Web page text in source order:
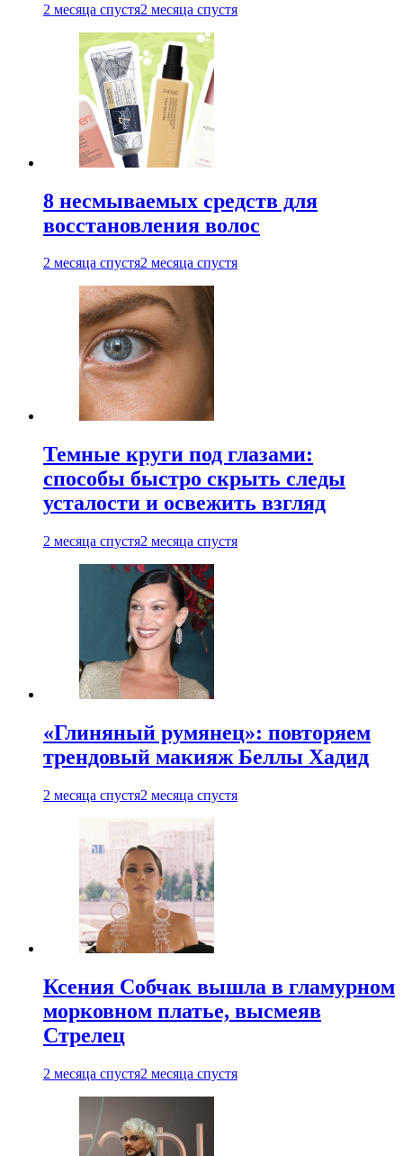
2 месяца спустя2 месяца спустя
8 несмываемых средств для
восстановления волос
2 месяца спустя2 месяца спустя
Темные круги под глазами:
способы быстро скрыть следы
усталости и освежить взгляд
2 месяца спустя2 месяца спустя
«Глиняный румянец»: повторяем
трендовый макияж Беллы Хадид
2 месяца спустя2 месяца спустя
Ксения Собчак вышла в гламурном
морковном платье, высмеяв
Стрелец
2 месяца спустя2 месяца спустя